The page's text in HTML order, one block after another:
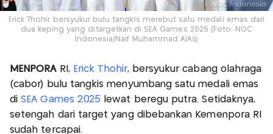
Erick Thohir bersyukur bulu tangkis merebut satu medali emas dari
dua keping yang ditargetkan di SEA Games 2025 (Foto: NOC
Indonesia/Naif Muhammad AlAs)
MENPORARI, Erick Thohir, bersyukur cabang olahraga
(cabor) bulu tangkis menyumbang satu medali emas
diSEA Games 2025 lewat beregu putra. Setidaknya,
setengah dari target yang dibebankan Kemenpora RI
sudah tercapai.